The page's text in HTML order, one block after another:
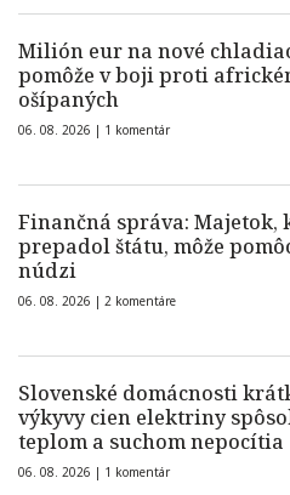
Milión eur na nové
pomôže v boji proti
ošípaných
06. 08. 2026 | 1 komentár
Finančná správa: Majetok,
prepadol štátu, môže
núdzi
06. 08. 2026 | 2 komentáre
Slovenské domácnosti
výkyvy cien elektriny
teplom a suchom nepocítia
06. 08. 2026 | 1 komentár